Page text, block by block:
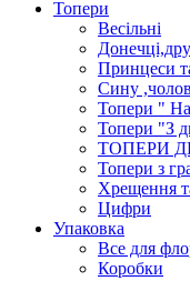
Топери
Весільні
Принцеси
Сину
Топери "
Топери "З
ТОПЕРИ
Топери з
Хрещення
Цифри
Упаковка
Все для
Коробки